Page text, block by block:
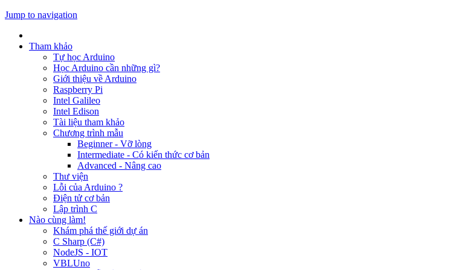
Jump to navigation
Tham khảo
Tự học Arduino
Học Arduino cần những gì?
Giới thiệu về Arduino
Raspberry Pi
Intel Galileo
Intel Edison
Tài liệu tham khảo
Chương trình mẫu
Beginner - Vỡ lòng
Intermediate - Có kiến thức cơ bản
Advanced - Nâng cao
Thư viện
Lỗi của Arduino ?
Điện tử cơ bản
Lập trình C
Nào cùng làm!
Khám phá thế giới dự án
C Sharp (C#)
NodeJS - IOT
VBLUno